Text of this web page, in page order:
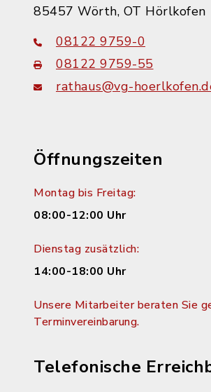
85457 Wörth, OT Hörlkofen
08122 9759-0
08122 9759-55
rathaus@vg-
Öffnungszeiten
Montag bis Freitag:
08:00-12:00 Uhr
Dienstag zusätzlich:
14:00-18:00 Uhr
Unsere Mitarbeiter beraten Sie
Terminvereinbarung.
Telefonische